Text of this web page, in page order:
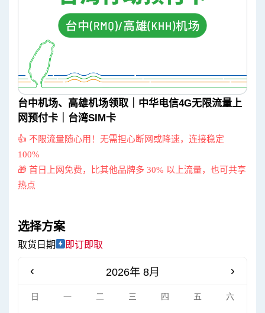
台中机场、高雄机场领取｜中华电信4G无限流量上
网预付卡｜台湾SIM卡
👍 不限流量随心用！无需担心断网或降速，连接稳定
100%
🎁 首日上网免费，比其他品牌多 30% 以上流量，也可共享
热点
选择方案
取货日期 即订即取
‹ 2026年 8月 ›
日 一 二 三 四 五 六